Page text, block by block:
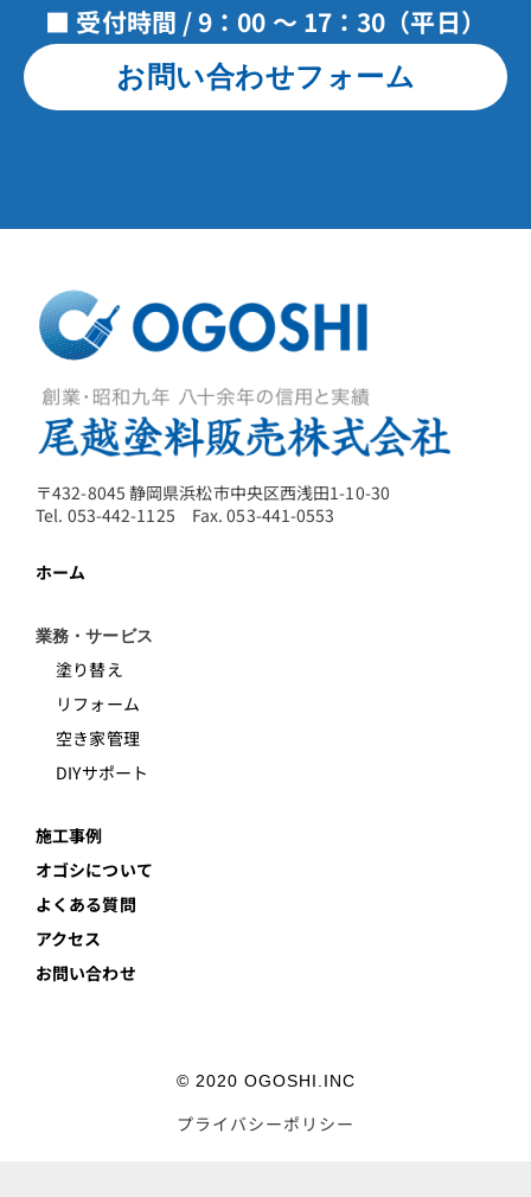
■ 受付時間 / 9：00 ～ 17：30（平日）
お問い合わせフォーム
〒432-8045 静岡県浜松市中央区西浅田1-10-30
Tel. 053-442-1125 Fax. 053-441-0553
ホーム
業務・サービス
塗り替え
リフォーム
空き家管理
DIYサポート
施工事例
オゴシについて
よくある質問
アクセス
お問い合わせ
© 2020 OGOSHI.INC
プライバシーポリシー